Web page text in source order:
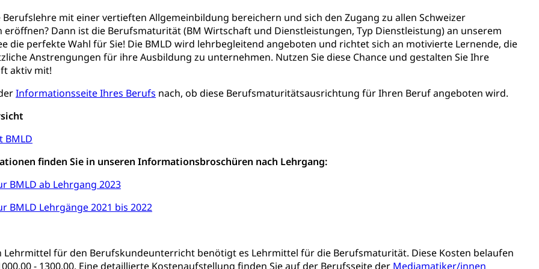
Berufslehre mit einer vertieften Allgemeinbildung bereichern und sich den Zugang zu allen Schweizer
eröffnen? Dann ist die Berufsmaturität (BM Wirtschaft und Dienstleistungen, Typ Dienstleistung) an unserem
die perfekte Wahl für Sie! Die BMLD wird lehrbegleitend angeboten und richtet sich an motivierte Lernende, die
Anstrengungen für ihre Ausbildung zu unternehmen. Nutzen Sie diese Chance und gestalten Sie Ihre
aktiv mit!
Informationsseite Ihres Berufs nach, ob diese Berufsmaturitätsausrichtung für Ihren Beruf angeboten wird.
BMLD
finden Sie in unseren Informationsbroschüren nach Lehrgang:
BMLD ab Lehrgang 2023
BMLD Lehrgänge 2021 bis 2022
Lehrmittel für den Berufskundeunterricht benötigt es Lehrmittel für die Berufsmaturität. Diese Kosten belaufen
- 1300.00. Eine detaillierte Kostenaufstellung finden Sie auf der Berufsseite der Mediamatiker/innen
Fachmittelschulen (beruf.lu.ch)
Studienwahl- und Studienbearatung
Fachklasse Grafik
Informatikmittelschule Wirtschaftsmittelschule FMS und Vollzeitschulen mit BM
Primarschule Sekundarschule Schulpflicht Kindergarten & Basisstufe
Förderangebote
Musikschulen Schulferien Früherziehung Schuldienste Betreuungsangebote
Schulliste
Schulen
Darlehen
Ausbildungsdarlehen
(beruf.lu.ch)
Studienbeiträge Höhere Berufsbildung
Pädagogische Hochschule PHLU
Studium, Hochschulstudium, Universitätsstudium, universitäre Ausbildung, akademische Ausbildung,
Hochschule, universitäre Hochschule, Bachelor, Master, Doktorat, Weiterbildung, Forschung, Entwicklung, Dienstleistungen,
der Schweizer Hochschulen)
Universität Luzern Fachstelle Hochschulbildung
Krippe, Kinderhort, Kindertagesstätte, Spielgruppe, Tagesmutter, Freiwilliges Kindergarten Jahr
Freiwilliges Kindergarten Jahr